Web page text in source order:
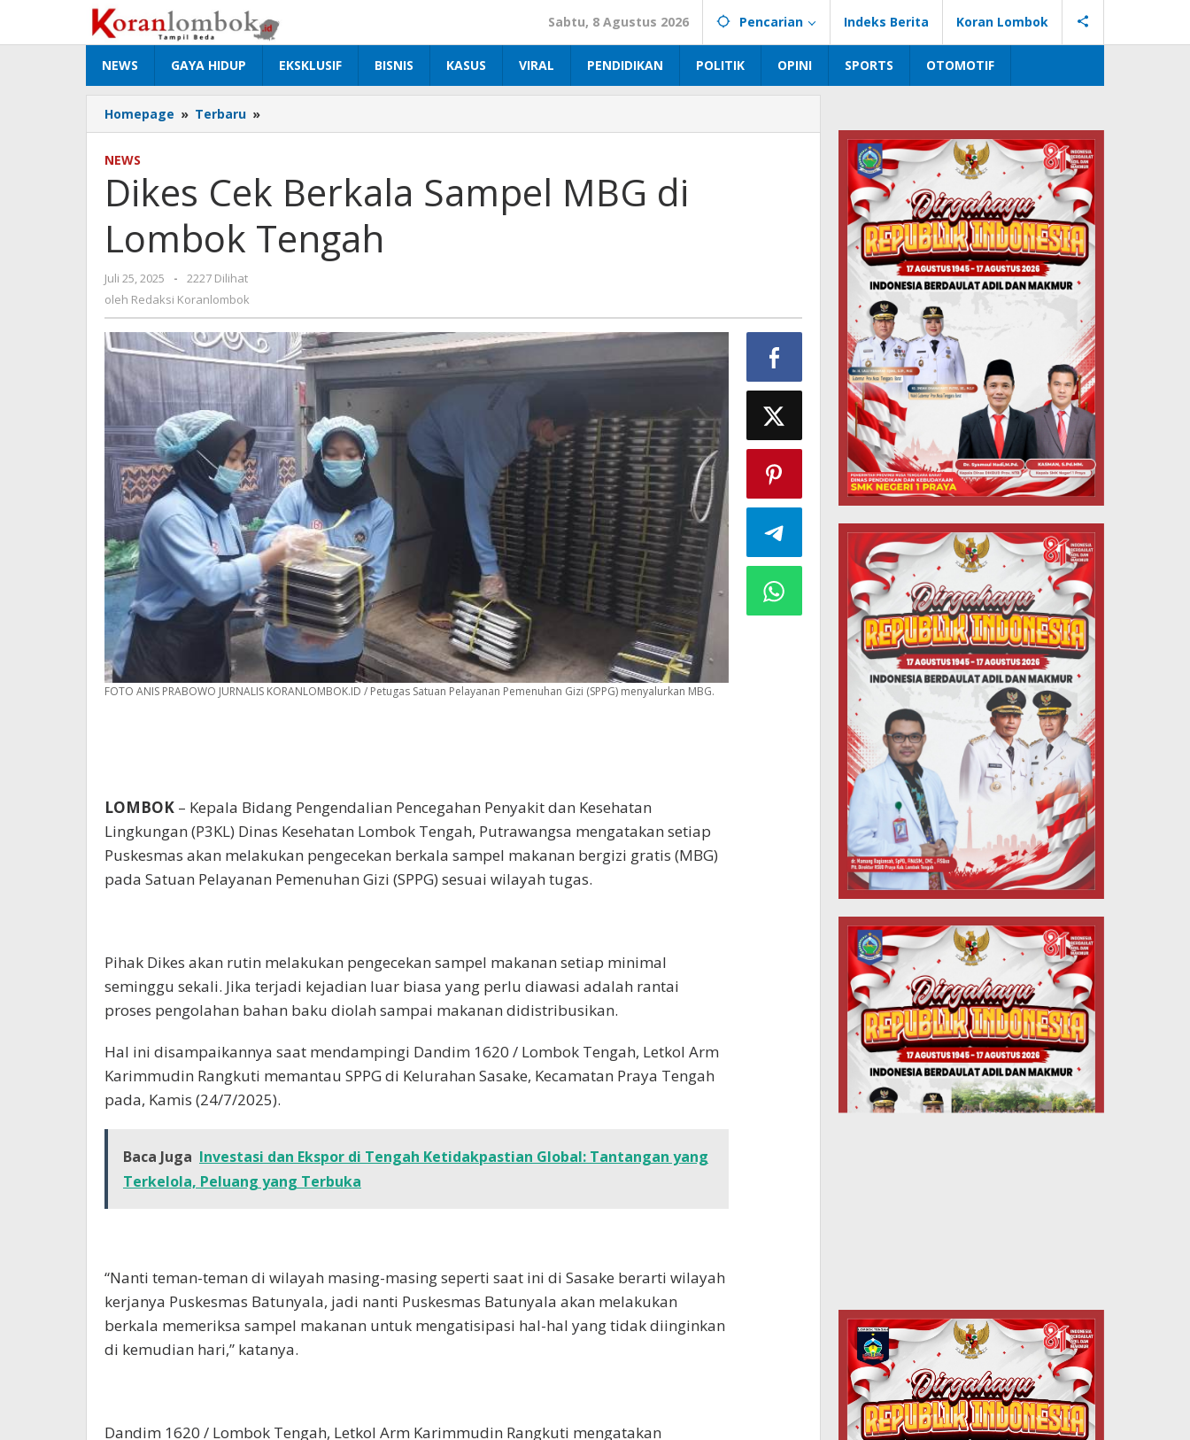
konten
Sabtu, 8 Agustus 2026 Pencarian Indeks Berita Koran Lombok
NEWS GAYA HIDUP EKSKLUSIF BISNIS KASUS VIRAL PENDIDIKAN POLITIK OPINI SPORTS OTOMOTIF
Homepage » Terbaru »
Cek
MBG
di
Lombok
Tengah
NEWS
Dikes Cek Berkala Sampel MBG di
Lombok Tengah
Juli 25, 2025
oleh
Redaksi
-
2227 Dilihat
oleh Redaksi Koranlombok
FOTO ANIS PRABOWO JURNALIS KORANLOMBOK.ID / Petugas Satuan Pelayanan Pemenuhan Gizi (SPPG) menyalurkan MBG.
LOMBOK – Kepala Bidang Pengendalian Pencegahan Penyakit dan Kesehatan
Lingkungan (P3KL) Dinas Kesehatan Lombok Tengah, Putrawangsa mengatakan setiap
Puskesmas akan melakukan pengecekan berkala sampel makanan bergizi gratis (MBG)
pada Satuan Pelayanan Pemenuhan Gizi (SPPG) sesuai wilayah tugas.
Pihak Dikes akan rutin melakukan pengecekan sampel makanan setiap minimal
seminggu sekali. Jika terjadi kejadian luar biasa yang perlu diawasi adalah rantai
proses pengolahan bahan baku diolah sampai makanan didistribusikan.
Hal ini disampaikannya saat mendampingi Dandim 1620 / Lombok Tengah, Letkol Arm
Karimmudin Rangkuti memantau SPPG di Kelurahan Sasake, Kecamatan Praya Tengah
pada, Kamis (24/7/2025).
Baca Juga Investasi dan Ekspor di Tengah Ketidakpastian Global: Tantangan yang
Terkelola, Peluang yang Terbuka
“Nanti teman-teman di wilayah masing-masing seperti saat ini di Sasake berarti wilayah
kerjanya Puskesmas Batunyala, jadi nanti Puskesmas Batunyala akan melakukan
berkala memeriksa sampel makanan untuk mengatisipasi hal-hal yang tidak diinginkan
di kemudian hari,” katanya.
Dandim 1620 / Lombok Tengah, Letkol Arm Karimmudin Rangkuti mengatakan